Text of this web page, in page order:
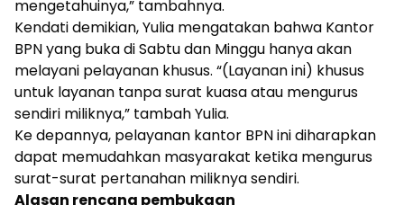
mengetahuinya,” tambahnya.
Kendati demikian, Yulia mengatakan bahwa Kantor
BPN yang buka di Sabtu dan Minggu hanya akan
melayani pelayanan khusus. “(Layanan ini) khusus
untuk layanan tanpa surat kuasa atau mengurus
sendiri miliknya,” tambah Yulia.
Ke depannya, pelayanan kantor BPN ini diharapkan
dapat memudahkan masyarakat ketika mengurus
surat-surat pertanahan miliknya sendiri.
Alasan rencana pembukaan